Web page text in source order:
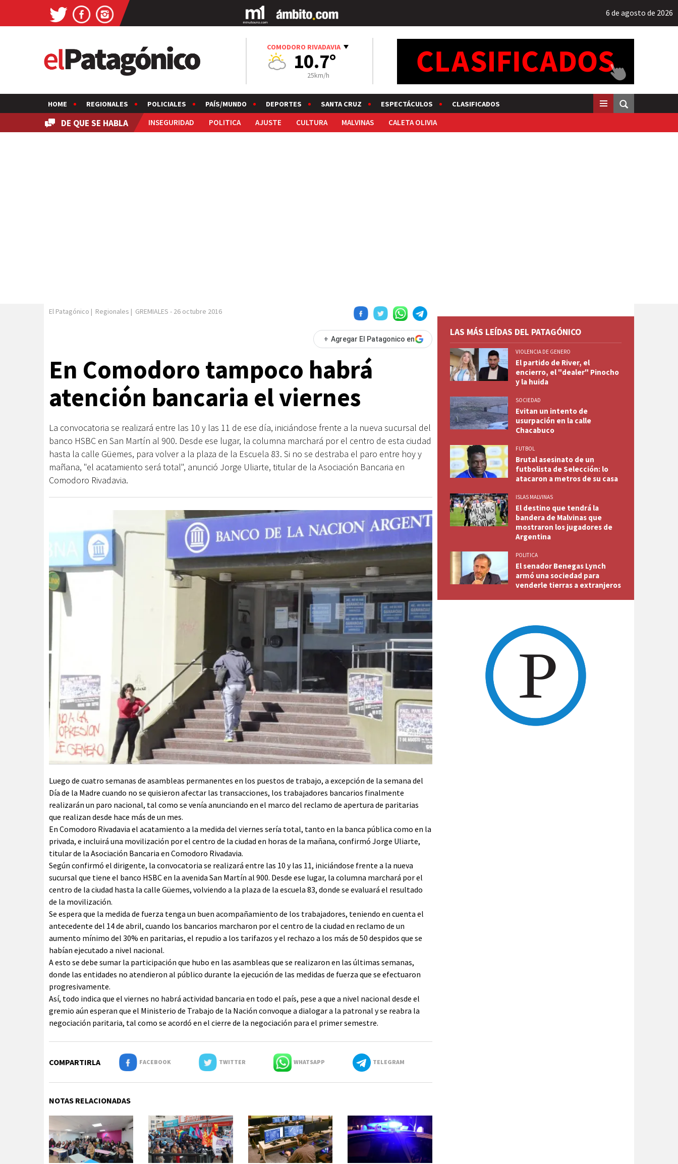
6 de agosto de 2026
COMODORO RIVADAVIA
10.7°
25km/h
HOME REGIONALES POLICIALES PAÍS/MUNDO DEPORTES SANTA CRUZ ESPECTÁCULOS CLASIFICADOS
DE QUE SE HABLA INSEGURIDAD POLITICA AJUSTE CULTURA MALVINAS CALETA OLIVIA
El Patagónico | Regionales | GREMIALES - 26 octubre 2016
+ Agregar El Patagonico en
En Comodoro tampoco habrá
atención bancaria el viernes
La convocatoria se realizará entre las 10 y las 11 de ese día, iniciándose frente a la nueva sucursal del
banco HSBC en San Martín al 900. Desde ese lugar, la columna marchará por el centro de esta ciudad
hasta la calle Güemes, para volver a la plaza de la Escuela 83. Si no se destraba el paro entre hoy y
mañana, "el acatamiento será total", anunció Jorge Uliarte, titular de la Asociación Bancaria en
Comodoro Rivadavia.
Luego de cuatro semanas de asambleas permanentes en los puestos de trabajo, a excepción de la semana del
Día de la Madre cuando no se quisieron afectar las transacciones, los trabajadores bancarios finalmente
realizarán un paro nacional, tal como se venía anunciando en el marco del reclamo de apertura de paritarias
que realizan desde hace más de un mes.
En Comodoro Rivadavia el acatamiento a la medida del viernes sería total, tanto en la banca pública como en la
privada, e incluirá una movilización por el centro de la ciudad en horas de la mañana, confirmó Jorge Uliarte,
titular de la Asociación Bancaria en Comodoro Rivadavia.
Según confirmó el dirigente, la convocatoria se realizará entre las 10 y las 11, iniciándose frente a la nueva
sucursal que tiene el banco HSBC en la avenida San Martín al 900. Desde ese lugar, la columna marchará por el
centro de la ciudad hasta la calle Güemes, volviendo a la plaza de la escuela 83, donde se evaluará el resultado
de la movilización.
Se espera que la medida de fuerza tenga un buen acompañamiento de los trabajadores, teniendo en cuenta el
antecedente del 14 de abril, cuando los bancarios marcharon por el centro de la ciudad en reclamo de un
aumento mínimo del 30% en paritarias, el repudio a los tarifazos y el rechazo a los más de 50 despidos que se
habían ejecutado a nivel nacional.
A esto se debe sumar la participación que hubo en las asambleas que se realizaron en las últimas semanas,
donde las entidades no atendieron al público durante la ejecución de las medidas de fuerza que se efectuaron
progresivamente.
Así, todo indica que el viernes no habrá actividad bancaria en todo el país, pese a que a nivel nacional desde el
gremio aún esperan que el Ministerio de Trabajo de la Nación convoque a dialogar a la patronal y se reabra la
negociación paritaria, tal como se acordó en el cierre de la negociación para el primer semestre.
COMPARTIRLA FACEBOOK TWITTER WHATSAPP TELEGRAM
NOTAS RELACIONADAS
LAS MÁS LEÍDAS DEL PATAGÓNICO
VIOLENCIA DE GENERO
El partido de River, el
encierro, el "dealer" Pinocho
y la huida
SOCIEDAD
Evitan un intento de
usurpación en la calle
Chacabuco
FUTBOL
Brutal asesinato de un
futbolista de Selección: lo
atacaron a metros de su casa
ISLAS MALVINAS
El destino que tendrá la
bandera de Malvinas que
mostraron los jugadores de
Argentina
POLITICA
El senador Benegas Lynch
armó una sociedad para
venderle tierras a extranjeros